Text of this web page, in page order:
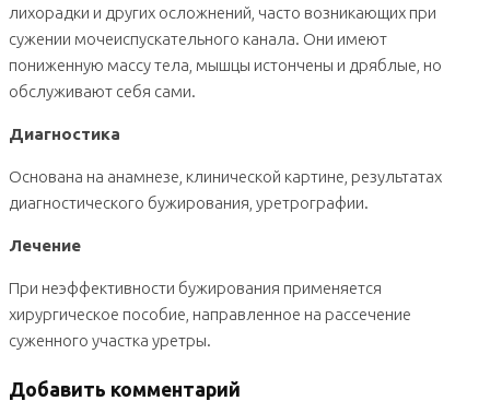
лихорадки и других осложнений, часто возникающих при
сужении мочеиспускательного канала. Они имеют
пониженную массу тела, мышцы истончены и дряблые, но
обслуживают себя сами.
Диагностика
Основана на анамнезе, клинической картине, результатах
диагностического бужирования, уретрографии.
Лечение
При неэффективности бужирования применяется
хирургическое пособие, направленное на рассечение
суженного участка уретры.
Добавить комментарий